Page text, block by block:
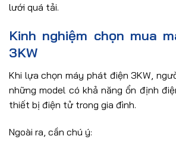
lưới quá tải.
Kinh nghiệm chọn mua
3KW
Khi lựa chọn máy phát điện 3KW,
những model có khả năng ổn định
thiết bị điện tử trong gia đình.
Ngoài ra, cần chú ý: